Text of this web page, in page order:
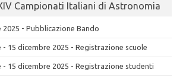
Campionati Italiani di Astronomia
2025 - Pubblicazione Bando
- 15 dicembre 2025 - Registrazione scuole
- 15 dicembre 2025 - Registrazione studenti